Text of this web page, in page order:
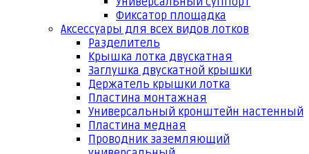
Фиксатор площадка
Аксессуары для всех видов лотков
Разделитель
Крышка лотка двускатная
Заглушка двускатной крышки
Держатель крышки лотка
Пластина монтажная
Универсальный кронштейн настенный
Пластина медная
Проводник заземляющий